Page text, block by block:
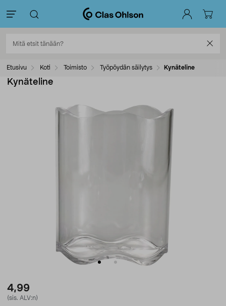
Etusivu Koti Toimisto Työpöydän säilytys Kynäteline
Kynäteline
4,99
(sis. ALV:n)